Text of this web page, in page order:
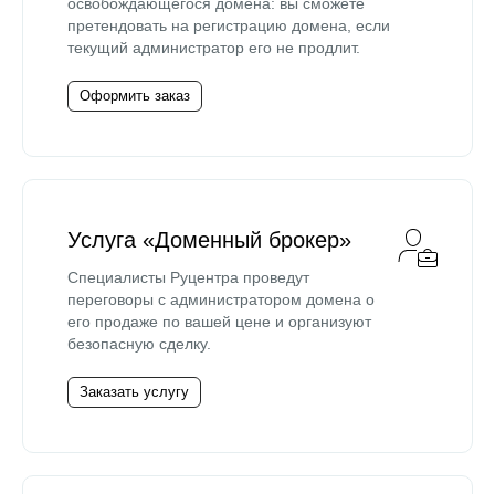
претендовать на регистрацию домена, если
текущий администратор его не продлит.
Оформить заказ
Услуга «Доменный брокер»
Специалисты Руцентра проведут
переговоры с администратором домена о
его продаже по вашей цене и организуют
безопасную сделку.
Заказать услугу